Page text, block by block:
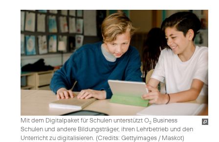
Mit dem Digitalpaket für Schulen unterstützt O2 Business
Schulen und andere Bildungsträger, ihren Lehrbetrieb und den
Unterricht zu digitalisieren. (Credits: Gettyimages / Maskot)